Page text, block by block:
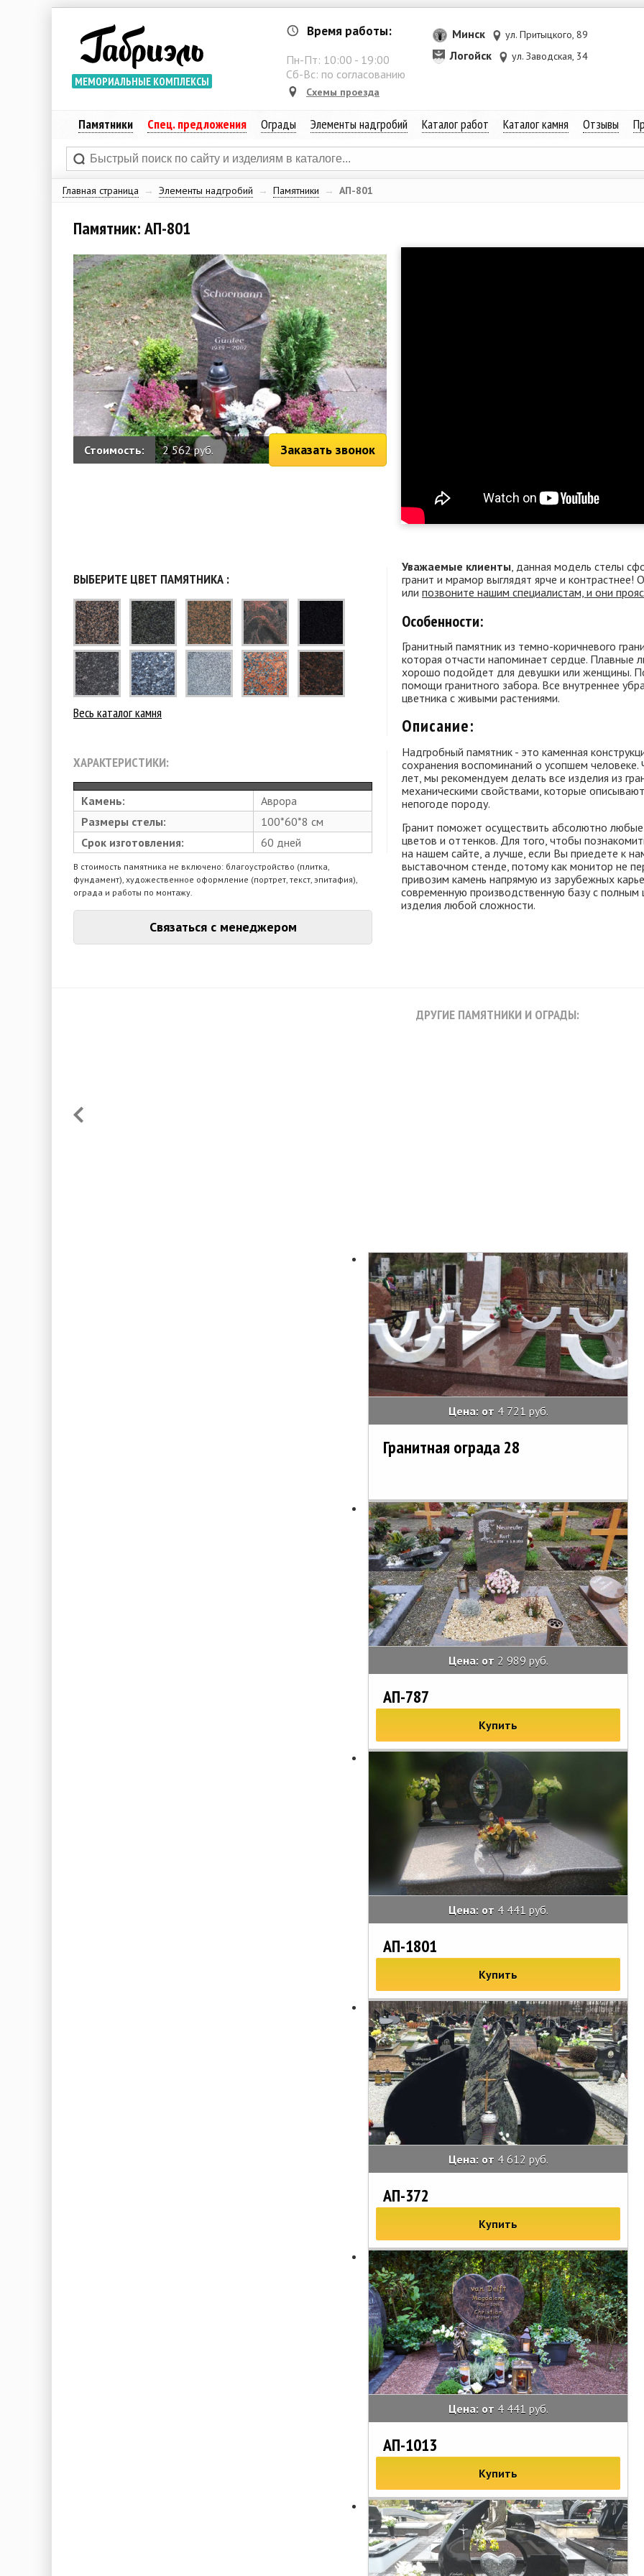
МЕМОРИАЛЬНЫЕ КОМПЛЕКСЫ
Время работы:
Пн-Пт: 10:00 - 19:00
Сб-Вс: по согласованию
Схемы проезда
Минск ул. Притыцкого, 89
Логойск ул. Заводская, 34
Памятники Спец. предложения Ограды Элементы надгробий Каталог работ Каталог камня Отзывы
Главная страница → Элементы надгробий → Памятники → АП-801
Памятник: АП-801
Стоимость: 2 562 руб. Заказать звонок
ВЫБЕРИТЕ ЦВЕТ ПАМЯТНИКА :
Весь каталог камня
ХАРАКТЕРИСТИКИ:
Камень:
Аврора
Размеры стелы:
100*60*8 см
Срок изготовления:
60 дней
В стоимость памятника не включено: благоустройство (плитка,
фундамент), художественное оформление (портрет, текст, эпитафия),
ограда и работы по монтажу.
Связаться с менеджером
Уважаемые клиенты , данная модель стелы
гранит и мрамор выглядят ярче и контрастнее!
или позвоните нашим специалистам, и они
Особенности:
Гранитный памятник из темно-коричневого
которая отчасти напоминает сердце. Плавные
хорошо подойдет для девушки или женщины.
помощи гранитного забора. Все внутреннее
цветника с живыми растениями.
Описание:
Надгробный памятник - это каменная
сохранения воспоминаний о усопшем
лет, мы рекомендуем делать все изделия из
механическими свойствами, которые
непогоде породу.
Гранит поможет осуществить абсолютно
цветов и оттенков. Для того, чтобы
на нашем сайте, а лучше, если Вы приедете к
выставочном стенде, потому как монитор не
привозим камень напрямую из зарубежных
современную производственную базу с
изделия любой сложности.
ДРУГИЕ ПАМЯТНИКИ И ОГРАДЫ:
Цена: от 4 721 руб.
Гранитная ограда 28
Цена: от 2 989 руб.
АП-787
Купить
Цена: от 4 441 руб.
АП-1801
Купить
Цена: от 4 612 руб.
АП-372
Купить
Цена: от 4 441 руб.
АП-1013
Купить